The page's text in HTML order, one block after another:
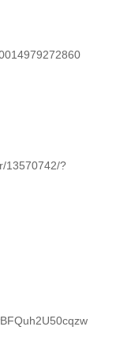
13570742/?